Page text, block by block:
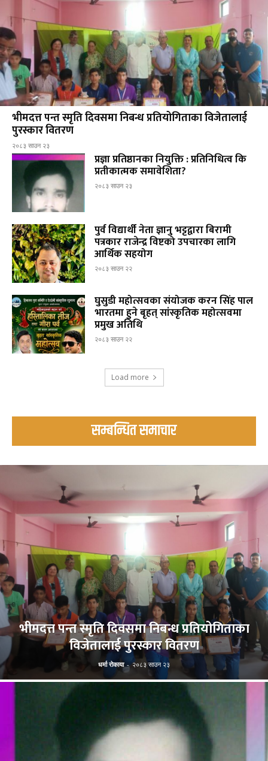
भीमदत्त पन्त स्मृति दिवसमा निबन्ध प्रतियोगिताका विजेतालाई
पुरस्कार वितरण
२०८३ साउन २३
प्रज्ञा प्रतिष्ठानका नियुक्ति : प्रतिनिधित्व कि
प्रतीकात्मक समावेशिता?
२०८३ साउन २३
पुर्व विद्यार्थी नेता ज्ञानु भट्टद्वारा बिरामी
पत्रकार राजेन्द्र विष्टको उपचारका लागि
आर्थिक सहयोग
२०८३ साउन २२
घुसुडी महोत्सवका संयोजक करन सिंह पाल
भारतमा हुने बृहत् सांस्कृतिक महोत्सवमा
प्रमुख अतिथि
२०८३ साउन २२
Load more
सम्बन्धित समाचार
भीमदत्त पन्त स्मृति दिवसमा निबन्ध प्रतियोगिताका
विजेतालाई पुरस्कार वितरण
धर्मा रोकाया - २०८३ साउन २३